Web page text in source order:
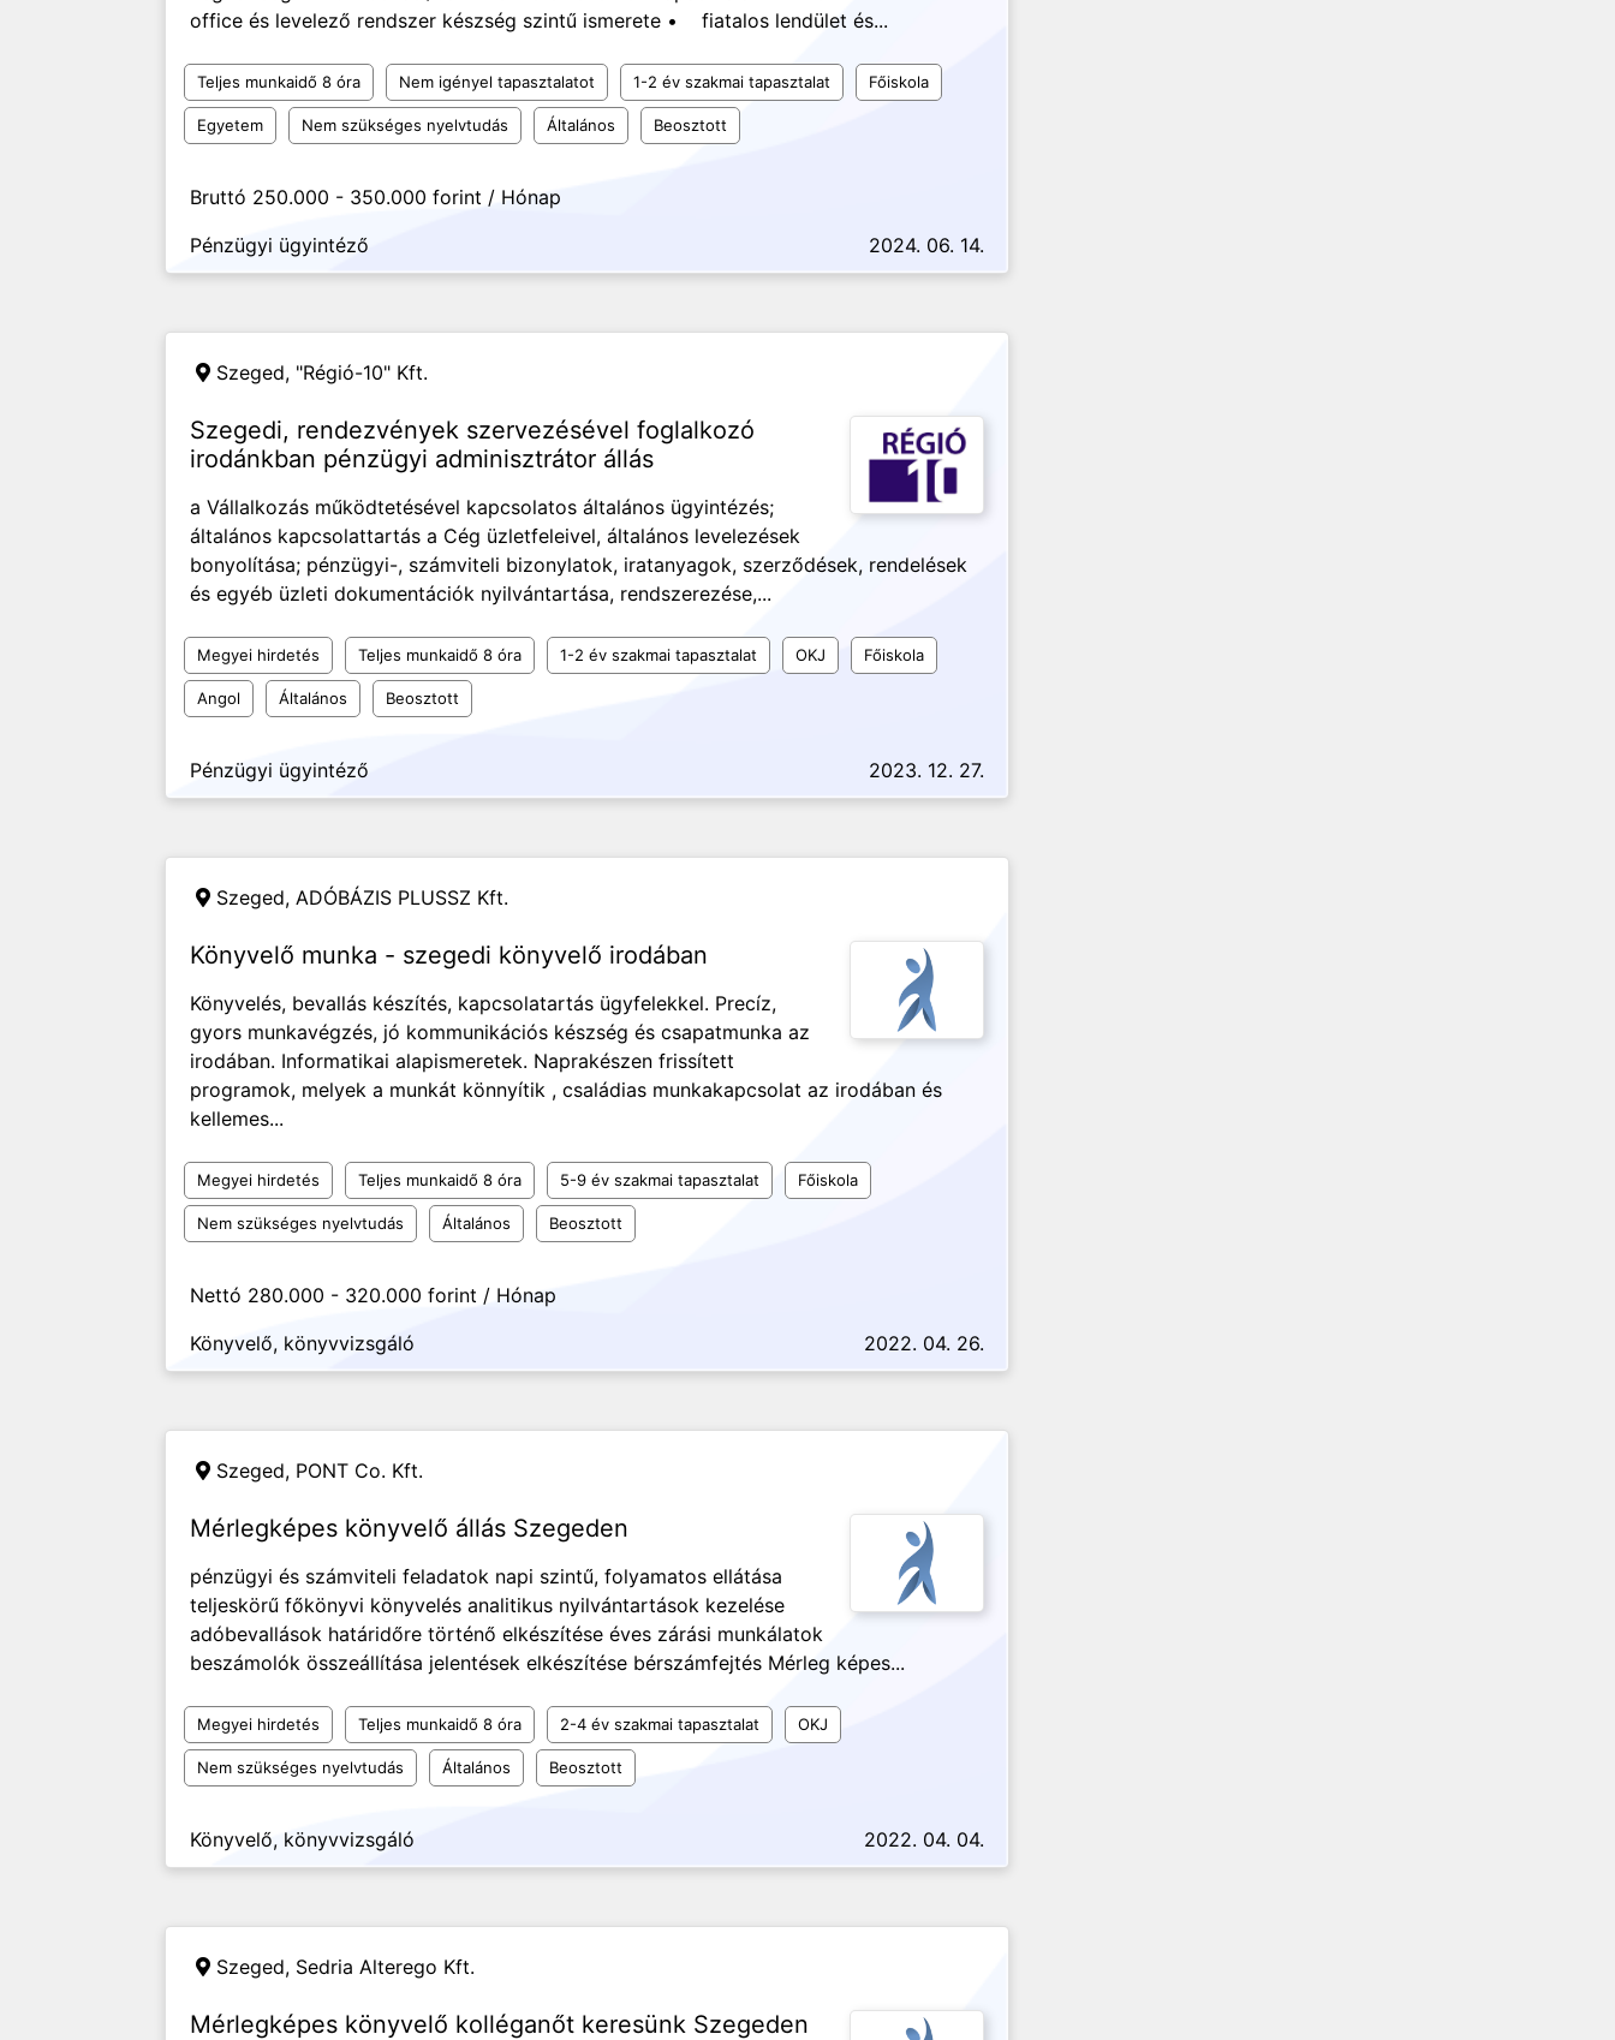
office és levelező rendszer készség szintű ismerete • fiatalos lendület és...
Teljes munkaidő 8 óra Nem igényel tapasztalatot 1-2 év szakmai tapasztalat Főiskola
Egyetem Nem szükséges nyelvtudás Általános Beosztott
Bruttó 250.000 - 350.000 forint / Hónap
Pénzügyi ügyintéző
2024. 06. 14.
Szeged, "Régió-10" Kft.
Szegedi, rendezvények szervezésével foglalkozó
irodánkban pénzügyi adminisztrátor állás
a Vállalkozás működtetésével kapcsolatos általános ügyintézés;
általános kapcsolattartás a Cég üzletfeleivel, általános levelezések
bonyolítása; pénzügyi-, számviteli bizonylatok, iratanyagok, szerződések, rendelések
és egyéb üzleti dokumentációk nyilvántartása, rendszerezése,...
Megyei hirdetés Teljes munkaidő 8 óra 1-2 év szakmai tapasztalat OKJ Főiskola
Angol Általános Beosztott
Pénzügyi ügyintéző 2023. 12. 27.
Szeged, ADÓBÁZIS PLUSSZ Kft.
Könyvelő munka - szegedi könyvelő irodában
Könyvelés, bevallás készítés, kapcsolatartás ügyfelekkel. Precíz,
gyors munkavégzés, jó kommunikációs készség és csapatmunka az
irodában. Informatikai alapismeretek. Naprakészen frissített
programok, melyek a munkát könnyítik , családias munkakapcsolat az irodában és
kellemes...
Megyei hirdetés Teljes munkaidő 8 óra 5-9 év szakmai tapasztalat Főiskola
Nem szükséges nyelvtudás Általános Beosztott
Nettó 280.000 - 320.000 forint / Hónap
Könyvelő, könyvvizsgáló
2022. 04. 26.
Szeged, PONT Co. Kft.
Mérlegképes könyvelő állás Szegeden
pénzügyi és számviteli feladatok napi szintű, folyamatos ellátása
teljeskörű főkönyvi könyvelés analitikus nyilvántartások kezelése
adóbevallások határidőre történő elkészítése éves zárási munkálatok
beszámolók összeállítása jelentések elkészítése bérszámfejtés Mérleg képes...
Megyei hirdetés Teljes munkaidő 8 óra 2-4 év szakmai tapasztalat OKJ
Nem szükséges nyelvtudás Általános Beosztott
Könyvelő, könyvvizsgáló 2022. 04. 04.
Szeged, Sedria Alterego Kft.
Mérlegképes könyvelő kolléganőt keresünk Szegeden